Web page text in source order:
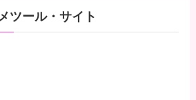
ツール・サイト